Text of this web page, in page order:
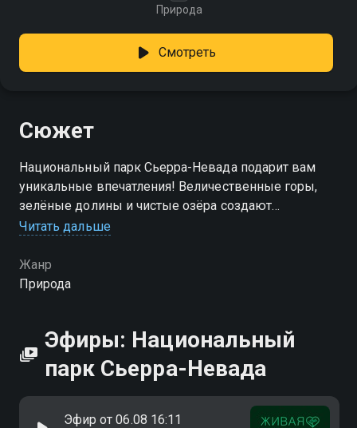
Природа
Смотреть
Сюжет
Национальный парк Сьерра-Невада подарит вам
уникальные впечатления! Величественные горы,
зелёные долины и чистые озёра создают
атмосферу уединения и гармонии с природой
Читать дальше
Жанр
Природа
Эфиры: Национальный
парк Сьерра-Невада
Эфир от 06.08 16:11